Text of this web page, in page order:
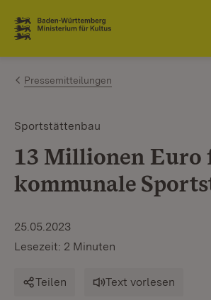
Zum Inhalt springen
Link zur Startseite
Pressemitteilungen
Sportstättenbau
13 Millionen Euro
kommunale
25.05.2023
Lesezeit: 2 Minuten
Teilen Text vorlesen